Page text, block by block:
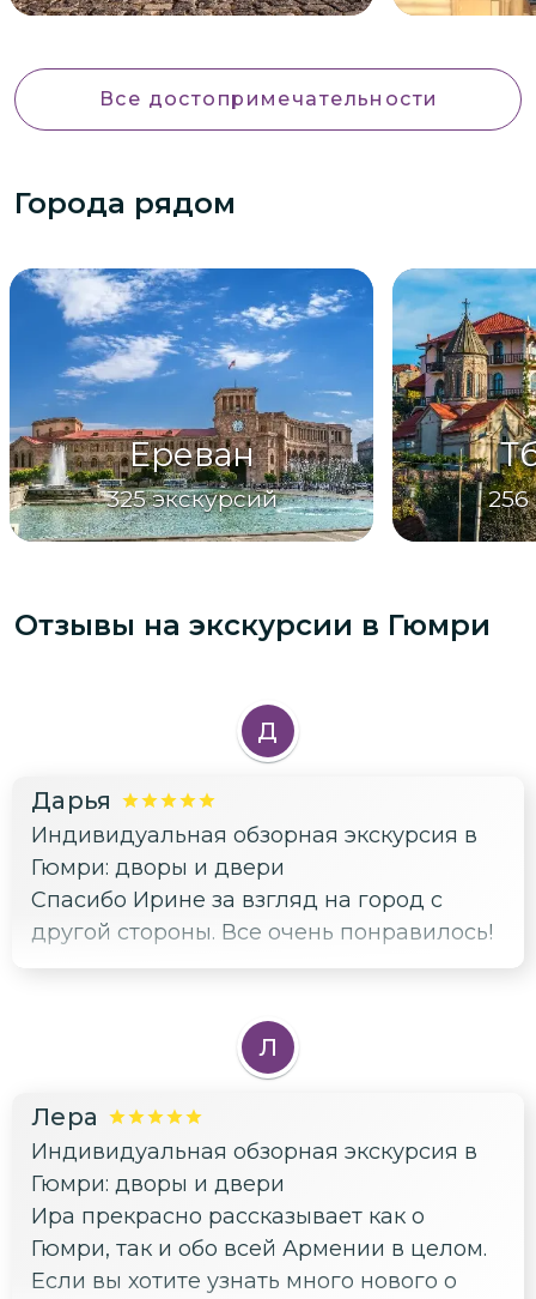
Все достопримечательности
Города рядом
Ереван
325 экскурсий 256
Отзывы на экскурсии в Гюмри
Д
Дарья
Индивидуальная обзорная экскурсия в
Гюмри: дворы и двери
Спасибо Ирине за взгляд на город с
другой стороны. Все очень понравилось!
Л
Лера
Индивидуальная обзорная экскурсия в
Гюмри: дворы и двери
Ира прекрасно рассказывает как о
Гюмри, так и обо всей Армении в целом.
Если вы хотите узнать много нового о